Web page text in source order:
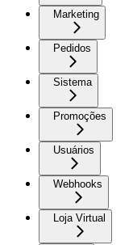
Marketing
Pedidos
Sistema
Promoções
Usuários
Webhooks
Loja Virtual